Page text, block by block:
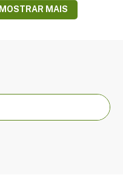
MOSTRAR MAIS